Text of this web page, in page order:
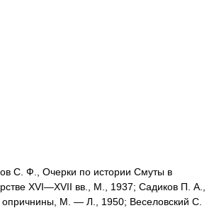
С. Ф., Очерки по истории Смуты в
XVI—XVII вв., М., 1937; Садиков П. А.,
опричнины, М. — Л., 1950; Веселовский С.